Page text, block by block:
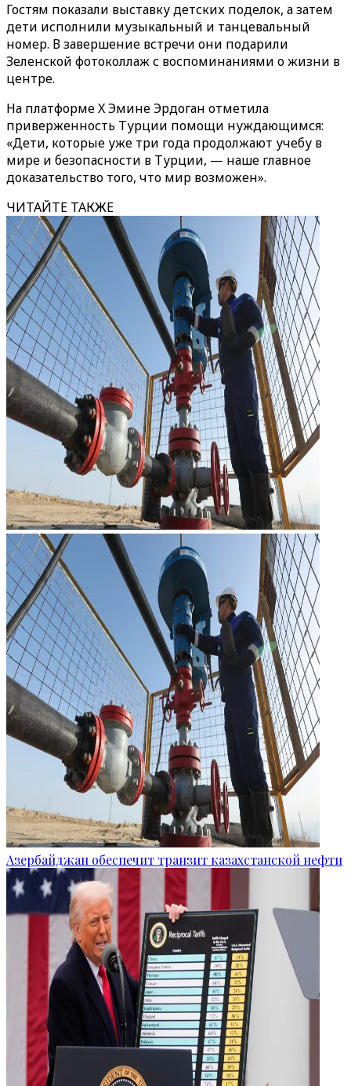
Гостям показали выставку детских поделок, а затем
дети исполнили музыкальный и танцевальный
номер. В завершение встречи они подарили
Зеленской фотоколлаж с воспоминаниями о жизни в
центре.
На платформе X Эмине Эрдоган отметила
приверженность Турции помощи нуждающимся:
«Дети, которые уже три года продолжают учебу в
мире и безопасности в Турции, — наше главное
доказательство того, что мир возможен».
ЧИТАЙТЕ ТАКЖЕ
Азербайджан обеспечит транзит казахстанской нефти